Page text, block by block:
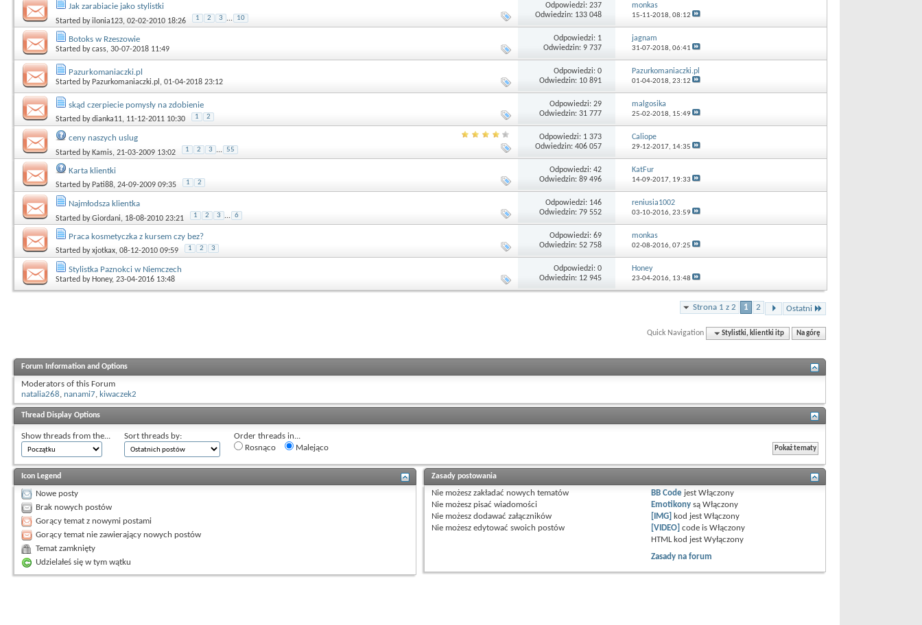
Jak zarabiacie jako stylistki
Started byilonia123, 02-02-2010 18:26 1 2 3 ... 10
Odpowiedzi: 237
Odwiedzin: 133 048
monkas
15-11-2018, 08:12
Botoks w Rzeszowie
Started bycass, 30-07-2018 11:49
Odpowiedzi: 1
Odwiedzin: 9 737
jagnam
31-07-2018, 06:41
Pazurkomaniaczki.pl
Started by Pazurkomaniaczki.pl , 01-04-2018 23:12
Odpowiedzi: 0
Odwiedzin: 10 891
Pazurkomaniaczki.pl
01-04-2018, 23:12
skąd czerpiecie pomysły na zdobienie
Started bydianka11, 11-12-2011 10:30 1 2
Odpowiedzi: 29
Odwiedzin: 31 777
malgosika
25-02-2018, 15:49
ceny naszych uslug
Started by Kamis, 21-03-2009 13:02 1 2 3 ... 55
Odpowiedzi: 1 373
Odwiedzin: 406 057
Caliope
29-12-2017, 14:35
Karta klientki
Started by Pati88, 24-09-2009 09:35 1 2
Odpowiedzi: 42
Odwiedzin: 89 496
KatFur
14-09-2017, 19:33
Najmłodsza klientka
Started byGiordani, 18-08-2010 23:21 1 2 3 ... 6
Odpowiedzi: 146
Odwiedzin: 79 552
reniusia1002
03-10-2016, 23:59
Praca kosmetyczka z kursem czy bez?
Started byxjotkax, 08-12-2010 09:59 1 2 3
Odpowiedzi: 69
Odwiedzin: 52 758
monkas
02-08-2016, 07:25
Stylistka Paznokci w Niemczech
Started by Honey, 23-04-2016 13:48
Odpowiedzi: 0
Odwiedzin: 12 945
Honey
23-04-2016, 13:48
Strona 1 z 2 1 2 Ostatni
Quick Navigation Stylistki, klientki itp Na górę
Forum Information and Options
Moderators of this Forum
natalia268, nanami7, kiwaczek2
Thread Display Options
Show threads from the... Sort threads by:
Order threads in...
Rosnąco
Malejąco
Icon Legend
Nowe posty
Brak nowych postów
Gorący temat z nowymi postami
Gorący temat nie zawierający nowych postów
Temat zamknięty
Udzielałeś się w tym wątku
Zasady postowania
Nie możeszzakładać nowych tematów
Nie możeszpisać wiadomości
Nie możeszdodawać załączników
Nie możeszedytować swoich postów
BB Code jestWłączony
Emotikony sąWłączony
[IMG] kod jestWłączony
[VIDEO] code isWłączony
HTML kod jestWyłączony
Zasady na forum